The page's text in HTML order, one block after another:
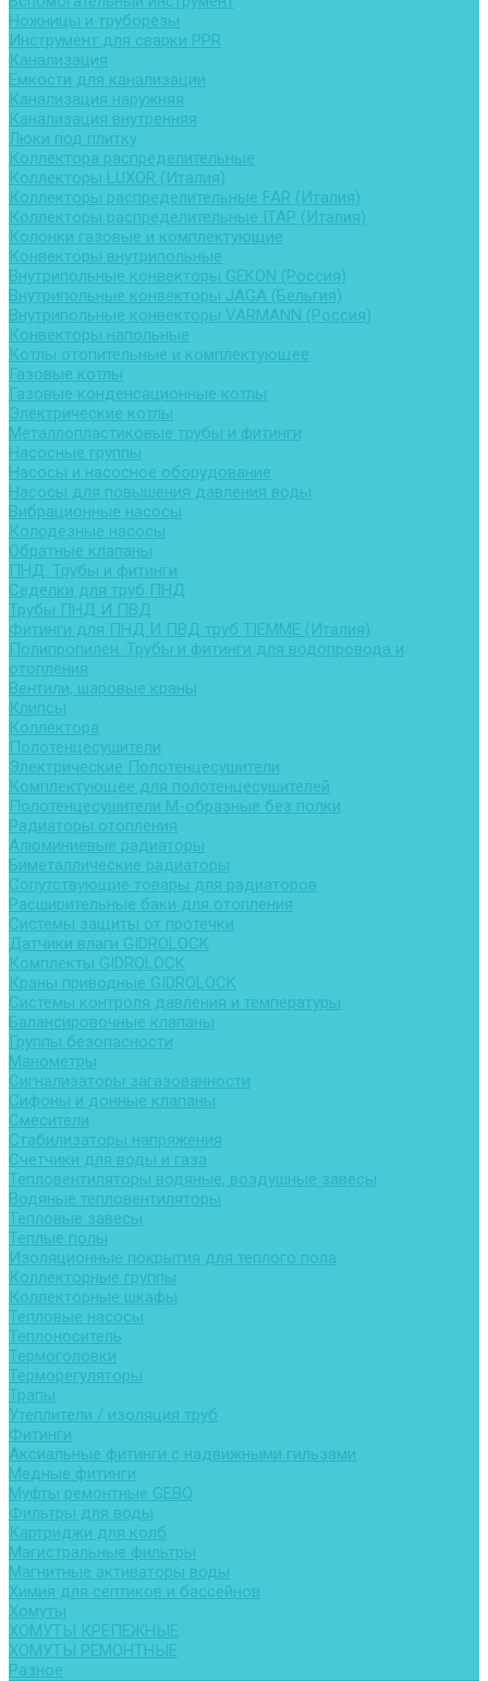
Ножницы и труборезы
Инструмент для сварки PPR
Канализация
Емкости для канализации
Канализация наружняя
Канализация внутренняя
Люки под плитку
Коллектора распределительные
Коллекторы LUXOR (Италия)
Коллекторы распределительные FAR (Италия)
Коллекторы распределительные ITAP (Италия)
Колонки газовые и комплектующие
Конвекторы внутрипольные
Внутрипольные конвекторы GEKON (Россия)
Внутрипольные конвекторы JAGA (Бельгия)
Внутрипольные конвекторы VARMANN (Россия)
Конвекторы напольные
Котлы отопительные и комплектующее
Газовые котлы
Газовые конденсационные котлы
Электрические котлы
Металлопластиковые трубы и фитинги
Насосные группы
Насосы и насосное оборудование
Насосы для повышения давления воды
Вибрационные насосы
Колодезные насосы
Обратные клапаны
ПНД. Трубы и фитинги
Седелки для труб ПНД
Трубы ПНД И ПВД
Фитинги для ПНД И ПВД труб TIEMME (Италия)
Полипропилен. Трубы и фитинги для водопровода и
отопления
Вентили, шаровые краны
Клипсы
Коллектора
Полотенцесушители
Электрические Полотенцесушители
Комплектующее для полотенцесушителей
Полотенцесушители М-образные без полки
Радиаторы отопления
Алюминиевые радиаторы
Биметаллические радиаторы
Сопутствующие товары для радиаторов
Расширительные баки для отопления
Системы защиты от протечки
Датчики влаги GIDROLOCK
Комплекты GIDROLOCK
Краны приводные GIDROLOCK
Системы контроля давления и температуры
Балансировочные клапаны
Группы безопасности
Манометры
Сигнализаторы загазованности
Сифоны и донные клапаны
Смесители
Стабилизаторы напряжения
Счетчики для воды и газа
Тепловентиляторы водяные, воздушные завесы
Водяные тепловентиляторы
Тепловые завесы
Теплые полы
Изоляционные покрытия для теплого пола
Коллекторные группы
Коллекторные шкафы
Тепловые насосы
Теплоноситель
Термоголовки
Терморегуляторы
Трапы
Утеплители / изоляция труб
Фитинги
Аксиальные фитинги с надвижными гильзами
Медные фитинги
Муфты ремонтные GEBO
Фильтры для воды
Картриджи для колб
Магистральные фильтры
Магнитные активаторы воды
Химия для септиков и бассейнов
Хомуты
ХОМУТЫ КРЕПЕЖНЫЕ
ХОМУТЫ РЕМОНТНЫЕ
Разное